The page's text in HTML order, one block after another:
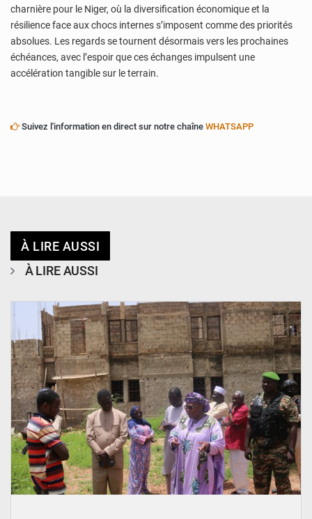
charnière pour le Niger, où la diversification économique et la
résilience face aux chocs internes s’imposent comme des priorités
absolues. Les regards se tournent désormais vers les prochaines
échéances, avec l’espoir que ces échanges impulsent une
accélération tangible sur le terrain.
Suivez l'information en direct sur notre chaîne WHATSAPP
À LIRE AUSSI
À LIRE AUSSI